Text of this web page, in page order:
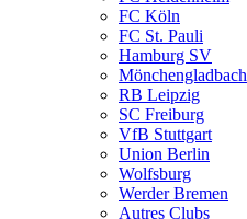
FC Köln
FC St. Pauli
Hamburg SV
Mönchengladbach
RB Leipzig
SC Freiburg
VfB Stuttgart
Union Berlin
Wolfsburg
Werder Bremen
Autres Clubs